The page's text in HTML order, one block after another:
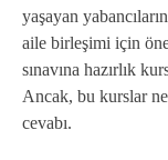
yaşayan
aile birleşimi için
sınavına hazırlık
Ancak, bu kurslar ne
cevabı.